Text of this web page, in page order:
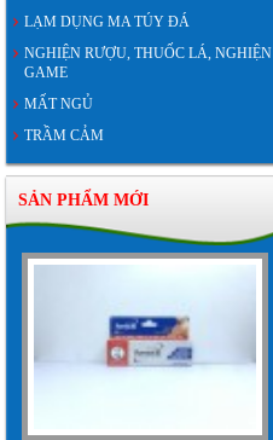
LẠM DỤNG MA TÚY ĐÁ
NGHIỆN RƯỢU, THUỐC LÁ, NGHIỆN
GAME
MẤT NGỦ
TRẦM CẢM
SẢN PHẨM MỚI